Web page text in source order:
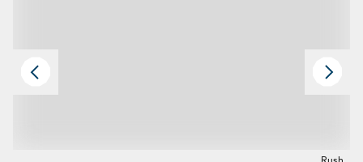
Rush